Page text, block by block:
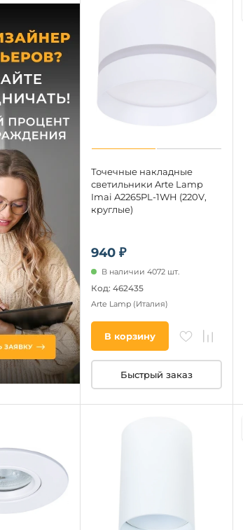
940 ₽
Точечные накладные
светильники Arte Lamp
Imai A2265PL-1WH (220V,
круглые)
В наличии 4072 шт.
Код: 462435
Arte Lamp (Италия)
В корзину
Быстрый заказ